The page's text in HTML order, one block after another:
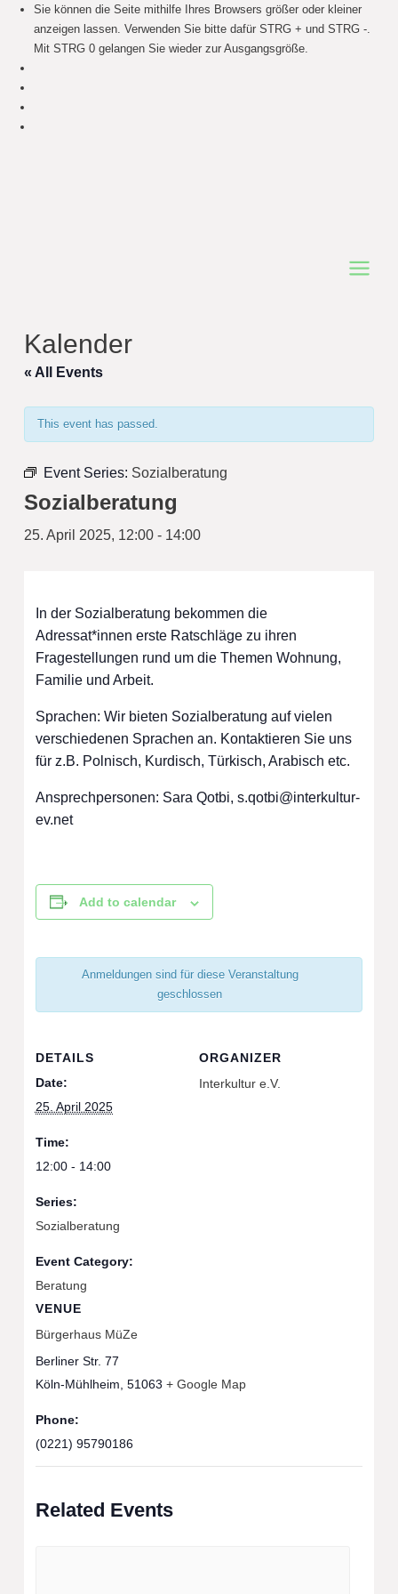
Sie können die Seite mithilfe Ihres Browsers größer oder kleiner
anzeigen lassen. Verwenden Sie bitte dafür STRG + und STRG -.
Mit STRG 0 gelangen Sie wieder zur Ausgangsgröße.
Main
Kalender
« All Events
This event has passed.
Event Series: Sozialberatung
Sozialberatung
25. April 2025, 12:00- 14:00
In der Sozialberatung bekommen die
Adressat*innen erste Ratschläge zu ihren
Fragestellungen rund um die Themen Wohnung,
Familie und Arbeit.
Sprachen: Wir bieten Sozialberatung auf vielen
verschiedenen Sprachen an. Kontaktieren Sie uns
für z.B. Polnisch, Kurdisch, Türkisch, Arabisch etc.
Ansprechpersonen: Sara Qotbi, s.qotbi@interkultur-
ev.net
Add to calendar
DETAILS
Date:
25. April 2025
Time:
12:00 - 14:00
Series:
Sozialberatung
Event Category:
Beratung
VENUE
Bürgerhaus MüZe
Berliner Str. 77
Köln-Mühlheim, 51063 + Google Map
Phone:
(0221) 95790186
ORGANIZER
Interkultur e.V.
Anmeldungen sind für diese Veranstaltung
geschlossen
Related Events